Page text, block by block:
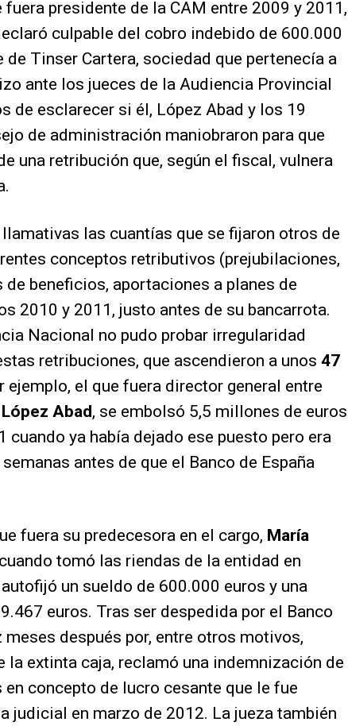
fuera presidente de la CAM entre 2009 y 2011,
culpable del cobro indebido de 600.000
Tinser Cartera, sociedad que pertenecía a
ante los jueces de la Audiencia Provincial
de esclarecer si él, López Abad y los 19
de administración maniobraron para que
una retribución que, según el fiscal, vulnera
las cuantías que se fijaron otros de
conceptos retributivos (prejubilaciones,
beneficios, aportaciones a planes de
2010 y 2011, justo antes de su bancarrota.
Nacional no pudo probar irregularidad
retribuciones, que ascendieron a unos 47
ejemplo, el que fuera director general entre
Abad, se embolsó 5,5 millones de euros
cuando ya había dejado ese puesto pero era
antes de que el Banco de España
fuera su predecesora en el cargo, María
tomó las riendas de la entidad en
un sueldo de 600.000 euros y una
euros. Tras ser despedida por el Banco
meses después por, entre otros motivos,
la extinta caja, reclamó una indemnización de
concepto de lucro cesante que le fue
judicial en marzo de 2012. La jueza también